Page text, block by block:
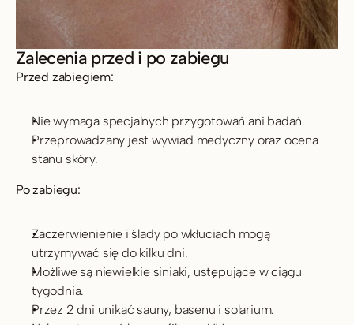
Zalecenia przed i po zabiegu
Przed zabiegiem:
Nie wymaga specjalnych przygotowań ani badań.
Przeprowadzany jest wywiad medyczny oraz ocena
stanu skóry.
Po zabiegu:
Zaczerwienienie i ślady po wkłuciach mogą
utrzymywać się do kilku dni.
Możliwe są niewielkie siniaki, ustępujące w ciągu
tygodnia.
Przez 2 dni unikać sauny, basenu i solarium.